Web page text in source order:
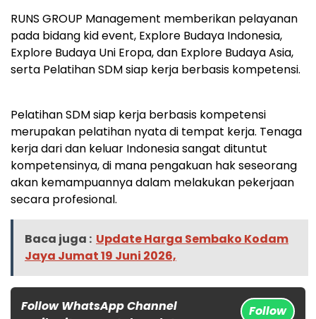
RUNS GROUP Management memberikan pelayanan
pada bidang kid event, Explore Budaya Indonesia,
Explore Budaya Uni Eropa, dan Explore Budaya Asia,
serta Pelatihan SDM siap kerja berbasis kompetensi.
Pelatihan SDM siap kerja berbasis kompetensi
merupakan pelatihan nyata di tempat kerja. Tenaga
kerja dari dan keluar Indonesia sangat dituntut
kompetensinya, di mana pengakuan hak seseorang
akan kemampuannya dalam melakukan pekerjaan
secara profesional.
Baca juga : Update Harga Sembako Kodam
Jaya Jumat 19 Juni 2026,
Follow WhatsApp Channel
Follow